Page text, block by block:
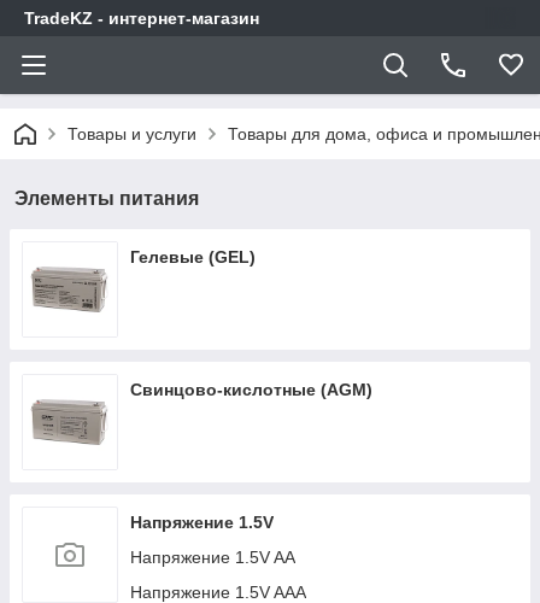
TradeKZ - интернет-магазин
Товары и услуги Товары для дома, офиса и
Элементы питания
Гелевые (GEL)
Свинцово-кислотные (AGM)
Напряжение 1.5V
Напряжение 1.5V AA
Напряжение 1.5V AAA